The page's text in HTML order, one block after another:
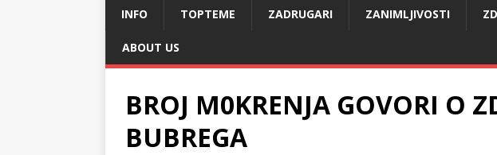
INFO TOPTEME ZADRUGARI ZANIMLJIVOSTI
ABOUT US
BROJ M0KRENJA GOVORI O
BUBREGA